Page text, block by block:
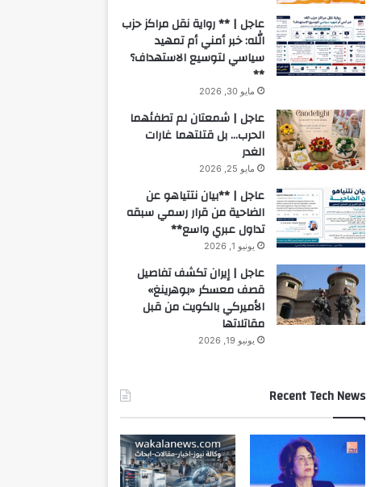
عاجل | ** رواية نقل مراكز حزب
الله: خبر أمني أم تمهيد
سياسي لتوسيع الاستهداف؟
**
مايو 30, 2026
عاجل | شمعتان لم تطفئهما
الحرب… بل قتلتهما غارات
الغدر
مايو 25, 2026
عاجل | **بيان نتتياهو عن
الضاحية من قرار رسمي سبقه
تداول عبري واسع**
يونيو 1, 2026
عاجل | إيران تكشف تفاصيل
قصف معسكر «بوهرينغ»
الأميركي بالكويت من قبل
مقاتلاتها
يونيو 19, 2026
Recent Tech News